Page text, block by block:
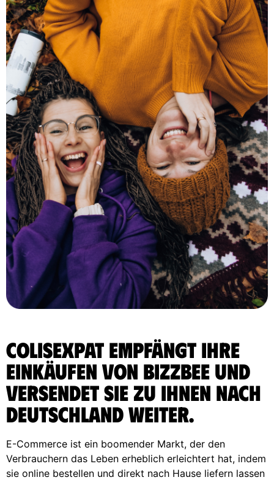
ColisExpat empfängt Ihre
Einkäufen von Bizzbee und
versendet sie zu Ihnen nach
Deutschland weiter.
E-Commerce ist ein boomender Markt, der den
Verbrauchern das Leben erheblich erleichtert hat, indem
sie online bestellen und direkt nach Hause liefern lassen